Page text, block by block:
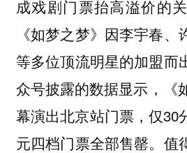
成戏剧门票抬高溢价的
《如梦之梦》因李宇春
等多位顶流明星的加盟而
众号披露的数据显示，《
幕演出北京站门票，仅30
元四档门票全部售罄。值